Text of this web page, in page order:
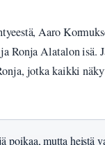
Aaro
Ronja Alatalon isä.
jotka kaikki
mutta heistä